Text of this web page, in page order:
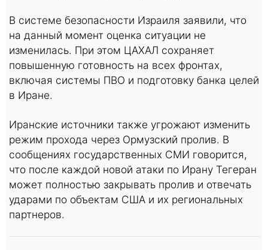
В системе безопасности Израиля заявили, что
на данный момент оценка ситуации не
изменилась. При этом ЦАХАЛ сохраняет
повышенную готовность на всех фронтах,
включая системы ПВО и подготовку банка целей
в Иране.
Иранские источники также угрожают изменить
режим прохода через Ормузский пролив. В
сообщениях государственных СМИ говорится,
что после каждой новой атаки по Ирану Тегеран
может полностью закрывать пролив и отвечать
ударами по объектам США и их региональных
партнеров.